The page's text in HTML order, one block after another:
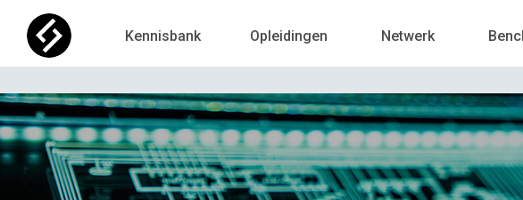
Kennisbank Opleidingen Netwerk